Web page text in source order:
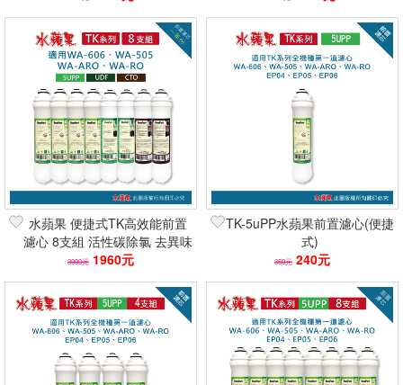
材)
水蘋果 便捷式TK高效能前置
濾心 8支組 活性碳除氯 去異味
2倍吸附 快速到貨 可刷卡分期
3000元 1960元
TK-5uPP水蘋果前置濾心(便捷
式)
350元 240元